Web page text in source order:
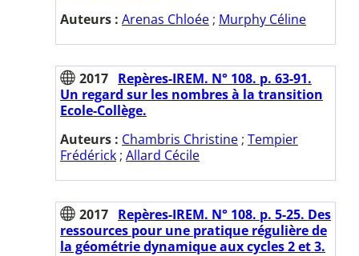
Auteurs : Arenas Chloée ; Murphy Céline
2017 Repères-IREM. N° 108. p. 63-91.
Un regard sur les nombres à la transition
Ecole-Collège.
Auteurs : Chambris Christine ; Tempier
Frédérick ; Allard Cécile
2017 Repères-IREM. N° 108. p. 5-25. Des
ressources pour une pratique régulière de
la géométrie dynamique aux cycles 2 et 3.